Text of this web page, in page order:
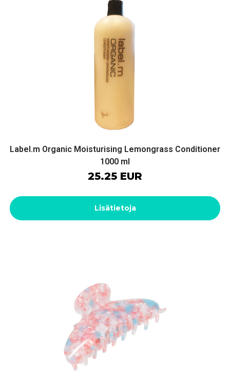
Label.m Organic Moisturising Lemongrass Conditioner
1000 ml
25.25 EUR
Lisätietoja